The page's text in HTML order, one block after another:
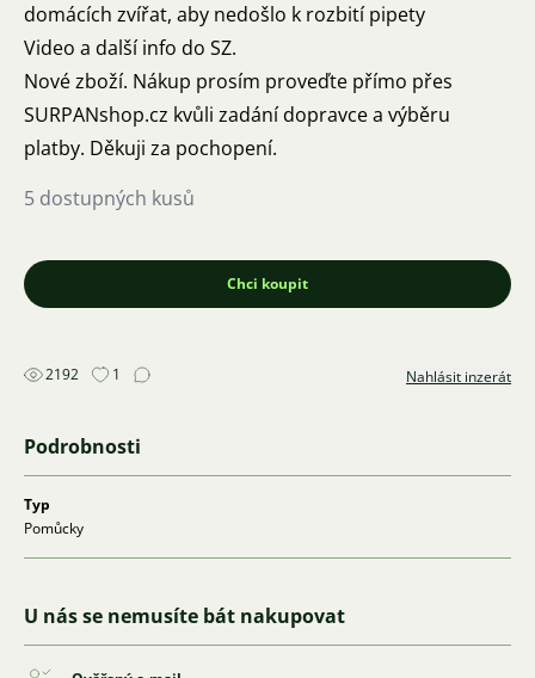
domácích zvířat, aby nedošlo k rozbití pipety
Video a další info do SZ.
Nové zboží. Nákup prosím proveďte přímo přes
SURPANshop.cz kvůli zadání dopravce a výběru
platby. Děkuji za pochopení.
5 dostupných kusů
Chci koupit
2192 1 Nahlásit inzerát
Podrobnosti
Typ
Pomůcky
U nás se nemusíte bát nakupovat